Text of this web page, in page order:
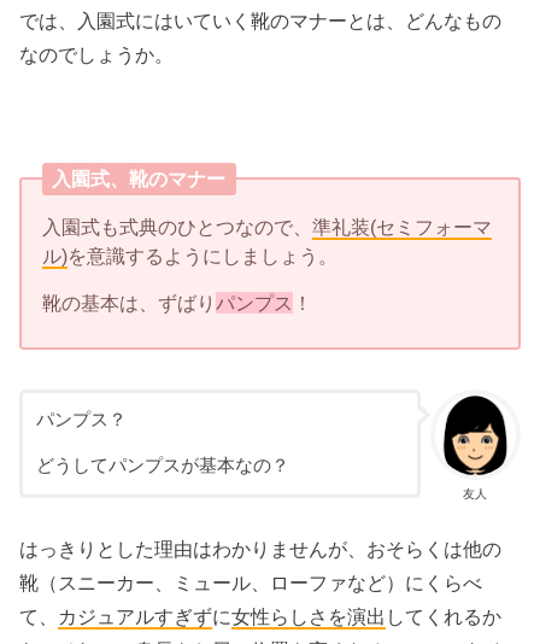
では、入園式にはいていく靴のマナーとは、どんなもの
なのでしょうか。
入園式、靴のマナー
入園式も式典のひとつなので、準礼装(セミフォーマ
ル)を意識するようにしましょう。
靴の基本は、ずばりパンプス ！
友人
パンプス？
どうしてパンプスが基本なの？
はっきりとした理由はわかりませんが、おそらくは他の
靴（スニーカー、ミュール、ローファなど）にくらべ
て、 カジュアルすぎずに女性らしさを演出 してくれるか